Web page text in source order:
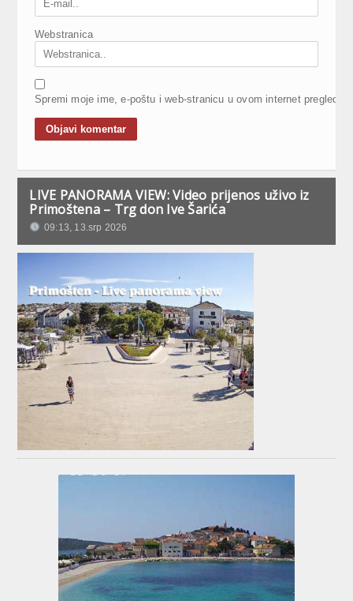
Webstranica
Spremi moje ime, e-poštu i web-stranicu u ovom internet
LIVE PANORAMA VIEW: Video prijenos uživo iz
Primoštena – Trg don Ive Šarića
09:13, 13.srp 2026